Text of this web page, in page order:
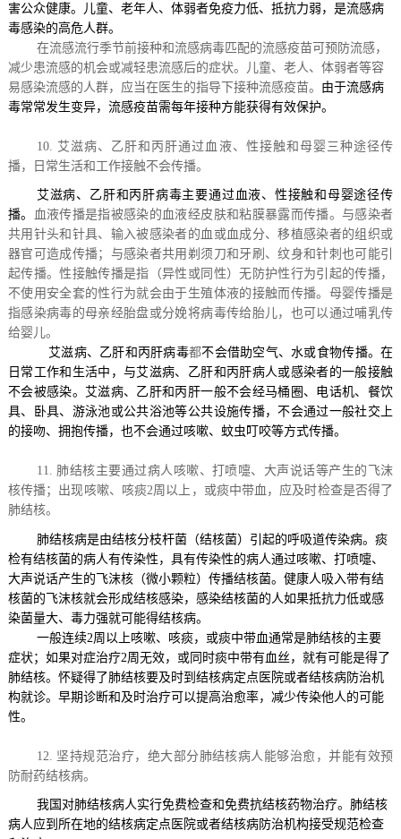
害公众健康。
儿童、老年人、体弱者免疫力低、抵抗力弱， 是流感病
毒感染的高危人群。
在流感流行季节前接种和流感病毒匹配的流感疫苗可预防流感，
减少患流感的机会或减轻患流感后的症状。儿童、老人、体弱者等容
易感染流感的人群，应当在医生的指导下接种流感疫苗。 由于流感病
毒常常发生变异，流感疫苗需每年接种方能获得有效保护。
10. 艾滋病、乙肝和丙肝通过血液、性接触和母婴三种途径传
播，日常生活和工作接触不会传播。
艾滋病、乙肝和丙肝病毒主要通过血液、性接触和母婴途径传
播。
血液传播是指被感染的血液经皮肤和粘膜暴露而传播。与感染者
共用针头和针具、输入被感染者的血或血成分、移植感染者的组织或
器官可造成传播；与感染者共用剃须刀和牙刷、纹身和针刺也可能引
起传播。性接触传播是指（异性或同性）无防护性行为引起的传播，
不使用安全套的性行为就会由于生殖体液的接触而传播。母婴传播是
指感染病毒的母亲经胎盘或分娩将病毒传给胎儿，也可以通过哺乳传
给婴儿。
艾滋病、乙肝和丙肝病毒都不会借助空气、水或食物传播。在
日常工作和生活中，与艾滋病、乙肝和丙肝病人或感染者的一般接触
不会被感染。艾滋病、乙肝和丙肝一般不会经马桶圈、电话机、餐饮
具、卧具、游泳池或公共浴池等公共设施传播，不会通过一般社交上
的接吻、拥抱传播，也不会通过咳嗽、蚊虫叮咬等方式传播。
11. 肺结核主要通过病人咳嗽、打喷嚏、大声说话等产生的飞沫
核传播；出现咳嗽、咳痰2周以上，或痰中带血，应及时检查是否得了
肺结核。
肺结核病是由结核分枝杆菌（结核菌）引起的呼吸道传染病。痰
检有结核菌的病人有传染性，具有传染性的病人通过咳嗽、打喷嚏、
大声说话产生的飞沫核（微小颗粒）传播结核菌。健康人吸入带有结
核菌的飞沫核就会形成结核感染，感染结核菌的人如果抵抗力低或感
染菌量大、毒力强就可能得结核病。
一般连续2周以上咳嗽、咳痰，或痰中带血通常是肺结核的主要
症状；如果对症治疗2周无效，或同时痰中带有血丝，就有可能是得了
肺结核。怀疑得了肺结核要及时到结核病定点医院或者结核病防治机
构就诊。早期诊断和及时治疗可以提高治愈率，减少传染他人的可能
性。
12.
坚持规范治疗，绝大部分肺结核病人能够治愈，并能有效预
防耐药结核病。
我国对肺结核病人实行免费检查和免费抗结核药物治疗。肺结核
病人应到所在地的结核病定点医院或者结核病防治机构接受规范检查